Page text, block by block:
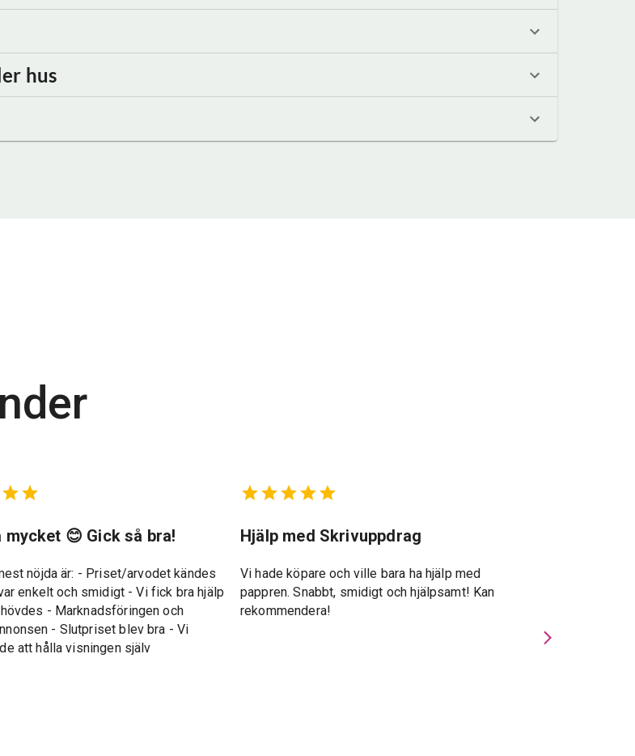
hus
mycket 😊 Gick så bra!
nöjda är: - Priset/arvodet kändes
enkelt och smidigt - Vi fick bra hjälp
- Marknadsföringen och
- Slutpriset blev bra - Vi
att hålla visningen själv
Hjälp med Skrivuppdrag
Vi hade köpare och ville bara ha hjälp med
pappren. Snabbt, smidigt och hjälpsamt! Kan
rekommendera!
Privatmäklarna
gav stor